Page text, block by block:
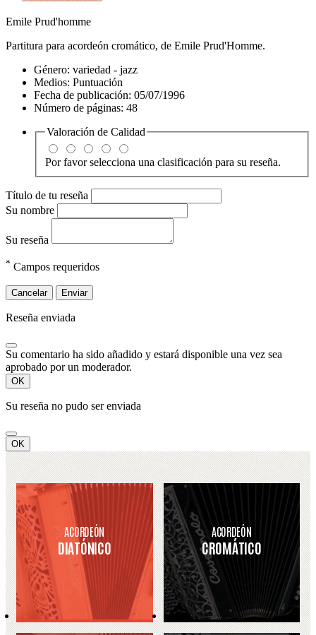
Emile Prud'homme
Partitura para acordeón cromático, de Emile Prud'Homme.
Género: variedad - jazz
Medios: Puntuación
Fecha de publicación: 05/07/1996
Número de páginas: 48
Valoración de Calidad
Por favor selecciona una clasificación para su reseña.
Título de tu reseña
Su nombre
Su reseña
* Campos requeridos
Cancelar Enviar
Reseña enviada
Su comentario ha sido añadido y estará disponible una vez sea
aprobado por un moderador.
OK
Su reseña no pudo ser enviada
OK
ACORDEÓN
DIATÓNICO
ACORDEÓN
CROMÁTICO